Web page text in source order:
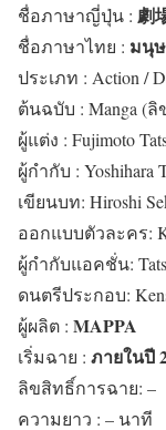
ชื่อภาษาญี่ปุ่น : 劇
ชื่อภาษาไทย : มนุษ
ประเภท : Action /
ต้นฉบับ : Manga (
ผู้แต่ง : Fujimoto
ผู้กำกับ : Yoshihara
เขียนบท: Hiroshi
ออกแบบตัวละคร:
ผู้กำกับแอคชั่น:
ดนตรีประกอบ:
ผู้ผลิต : MAPPA
เริ่มฉาย : ภายในปี
ลิขสิทธิ์การฉาย: –
ความยาว : – นาที